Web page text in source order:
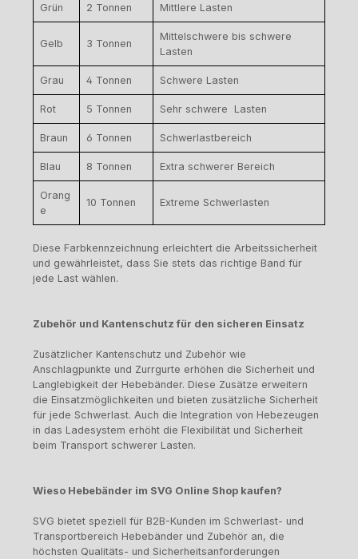
Grün 2 Tonnen Mittlere Lasten
Gelb 3 Tonnen
Mittelschwere bis schwere
Lasten
Grau 4 Tonnen Schwere Lasten
Rot 5 Tonnen Sehr schwere Lasten
Braun 6 Tonnen Schwerlastbereich
Blau 8 Tonnen Extra schwerer Bereich
Orang
e
10 Tonnen Extreme Schwerlasten
Diese Farbkennzeichnung erleichtert die Arbeitssicherheit
und gewährleistet, dass Sie stets das richtige Band für
jede Last wählen.
Zubehör und Kantenschutz für den sicheren Einsatz
Zusätzlicher Kantenschutz und Zubehör wie
Anschlagpunkte und Zurrgurte erhöhen die Sicherheit und
Langlebigkeit der Hebebänder. Diese Zusätze erweitern
die Einsatzmöglichkeiten und bieten zusätzliche Sicherheit
für jede Schwerlast. Auch die Integration von Hebezeugen
in das Ladesystem erhöht die Flexibilität und Sicherheit
beim Transport schwerer Lasten.
Wieso Hebebänder im SVG Online Shop kaufen?
SVG bietet speziell für B2B-Kunden im Schwerlast- und
Transportbereich Hebebänder und Zubehör an, die
höchsten Qualitäts- und Sicherheitsanforderungen